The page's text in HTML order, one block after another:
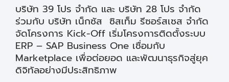
บริษัท 39 โปร จำกัด และ บริษัท 28 โปร จำกัด
ร่วมกับ บริษัท เน็กซัส ซิสเท็ม รีซอร์สเซส จำกัด
จัดโครงการ Kick-Off เริ่มโครงการติดตั้งระบบ
ERP – SAP Business One เชื่อมกับ
Marketplace เพื่อต่อยอด และพัฒนาธุรกิจสู่ยุค
ดิจิทัลอย่างมีประสิทธิภาพ